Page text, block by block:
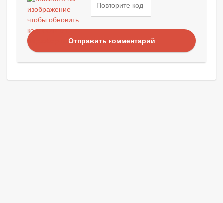
Отправить комментарий